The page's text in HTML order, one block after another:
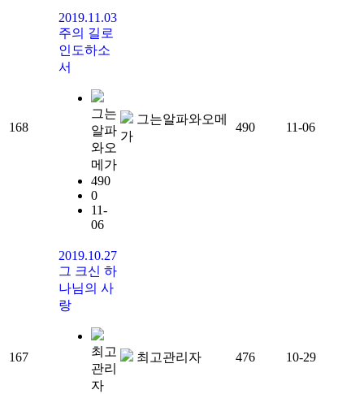
168
2019.11.03
주의 길로
인도하소
서
그는
알파
와오
메가
490
0
11-
06
그는알파와오메
가
490 11-06
167
2019.10.27
그 크신 하
나님의 사
랑
최고
관리
자
최고관리자 476 10-29